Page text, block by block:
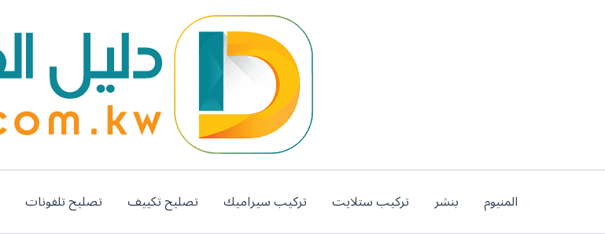
المنيوم بنشر تركيب ستلايت تركيب سيراميك تصليح تكييف تصليح تلفونات